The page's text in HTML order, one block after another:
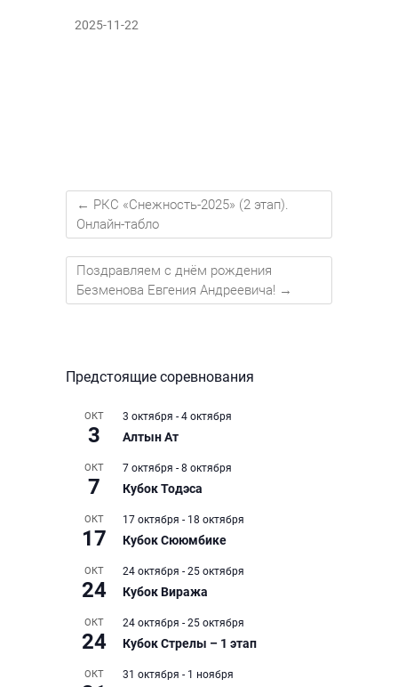
2025-11-22
← РКС «Снежность-2025» (2 этап).
Онлайн-табло
Поздравляем с днём рождения
Безменова Евгения Андреевича! →
Предстоящие соревнования
ОКТ
3
3 октября - 4 октября
Алтын Ат
ОКТ
7
7 октября - 8 октября
Кубок Тодэса
ОКТ
17
17 октября - 18 октября
Кубок Сююмбике
ОКТ
24
24 октября - 25 октября
Кубок Виража
ОКТ
24
24 октября - 25 октября
Кубок Стрелы – 1 этап
ОКТ 31 октября - 1 ноября